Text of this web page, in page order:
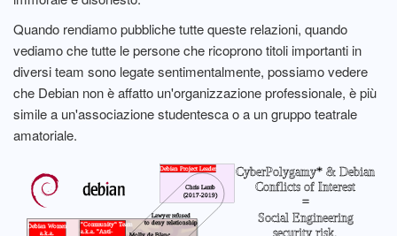
Quando rendiamo pubbliche tutte queste relazioni, quando
vediamo che tutte le persone che ricoprono titoli importanti in
diversi team sono legate sentimentalmente, possiamo vedere
che Debian non è affatto un'organizzazione professionale, è più
simile a un'associazione studentesca o a un gruppo teatrale
amatoriale.